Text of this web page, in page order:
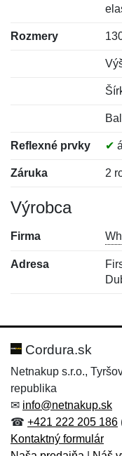
Rozmery
Reflexné prvky ✔
Záruka 2
Výrobca
Firma
Adresa
Hodnotenie:
Meno:*
Meno:
E-mail:*
Cordura.sk
Netnakup s.r.o.,
republika
✉ info@netnakup.sk
☎ +421 222 205 186
Kontaktný formulár